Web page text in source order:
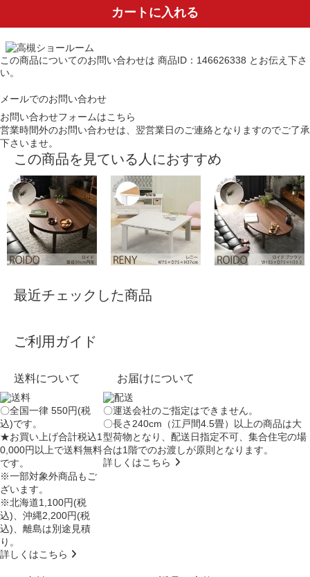
カートに入れる
この商品についてのお問い合わせは 商品ID：146626338 とお伝え下さ
い。
メールでのお問い合わせ
お問い合わせフォームはこちら
営業時間外のお問い合わせは、翌営業日のご連絡となりますのでご了承
下さいませ。
この商品を見ている人におすすめ
最近チェックした商品
ご利用ガイド
送料について
〇全国一律 550円(税
込)です。
★お買い上げ合計税込1
0,000円以上で送料無料
です。
※一部対象外商品もご
ざいます。
※北海道1,100円(税
込)、沖縄2,200円(税
込)、離島は別途見積
り。
詳しくはこちら
お届けについて
〇運送会社のご指定はできません。
〇長さ240cm（江戸間4.5畳）以上の商品は大
型荷物となり、配送日指定不可、集合住宅の場
合は1階でのお渡しが原則となります。
詳しくはこちら